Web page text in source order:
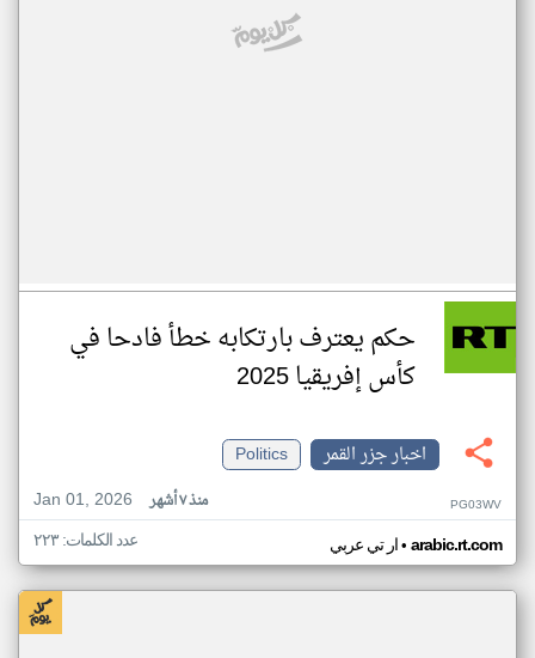
حكم يعترف بارتكابه خطأ فادحا في
كأس إفريقيا 2025
اخبار جزر القمر
Politics
Jan 01, 2026
منذ ٧ أشهر PG03WV
ار تي عربي• arabic.rt.com عدد الكلمات: ٢٢٣